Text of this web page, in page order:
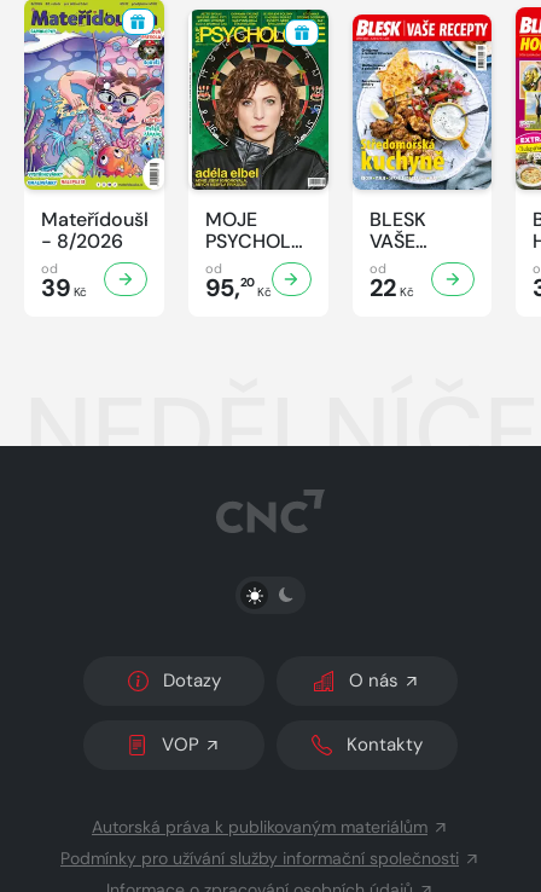
Mateřídouška
- 8/2026
od
39 Kč
MOJE
PSYCHOLOGIE
- 8/2026
od
95,20
Kč
BLESK
VAŠE
RECEPTY -
8/2026
od
22 Kč
PŘEPNOUT SVĚTLÝ/TMAVÝ REŽIM
Dotazy O nás
VOP Kontakty
Autorská práva k publikovaným materiálům
Podmínky pro užívání služby informační společnosti